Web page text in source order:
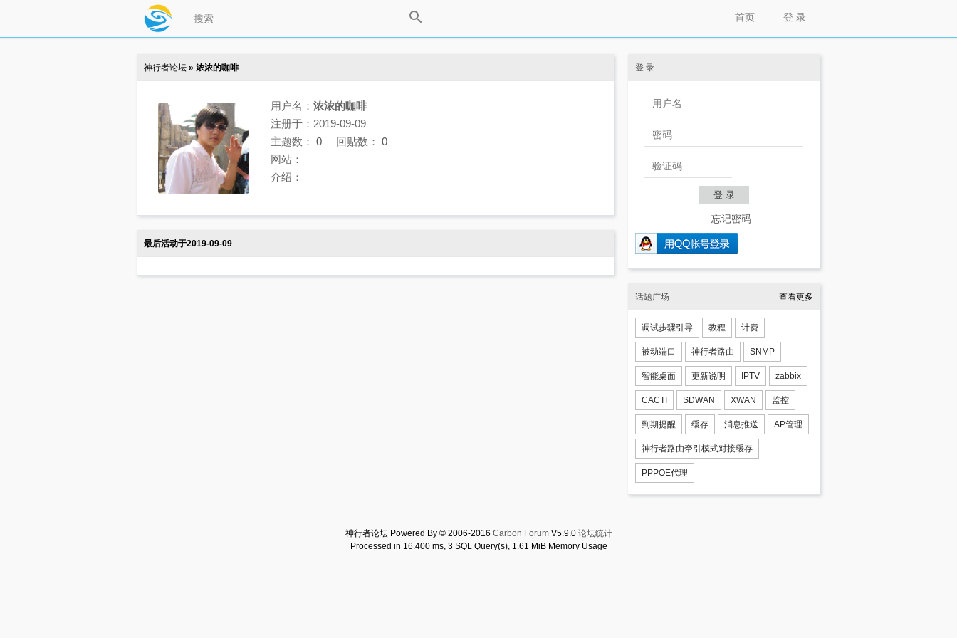
登 录
首页
神行者论坛 » 浓浓的咖啡
用户名： 浓浓的咖啡
注册于：2019-09-09
主题数： 0 回贴数： 0
网站：
介绍：
最后活动于2019-09-09
登 录
忘记密码
话题广场 查看更多
调试步骤引导 教程 计费
被动端口 神行者路由 SNMP
智能桌面 更新说明 IPTV zabbix
CACTI SDWAN XWAN 监控
到期提醒 缓存 消息推送 AP管理
神行者路由牵引模式对接缓存
PPPOE代理
神行者论坛 Powered By © 2006-2016 Carbon ForumV5.9.0 论坛统计
Processed in 16.400 ms, 3 SQL Query(s), 1.61 MiB Memory Usage